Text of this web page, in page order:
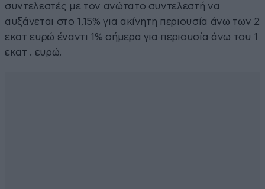
συντελεστές με τον ανώτατο συντελεστή να
αυξάνεται στο 1,15% για ακίνητη περιουσία άνω των 2
εκατ ευρώ έναντι 1% σήμερα για περιουσία άνω του 1
εκατ . ευρώ.